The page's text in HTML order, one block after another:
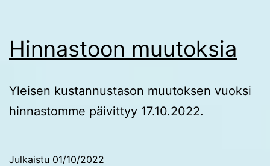
Hinnastoon muutoksia
Yleisen kustannustason muutoksen vuoksi
hinnastomme päivittyy 17.10.2022.
Julkaistu 01/10/2022